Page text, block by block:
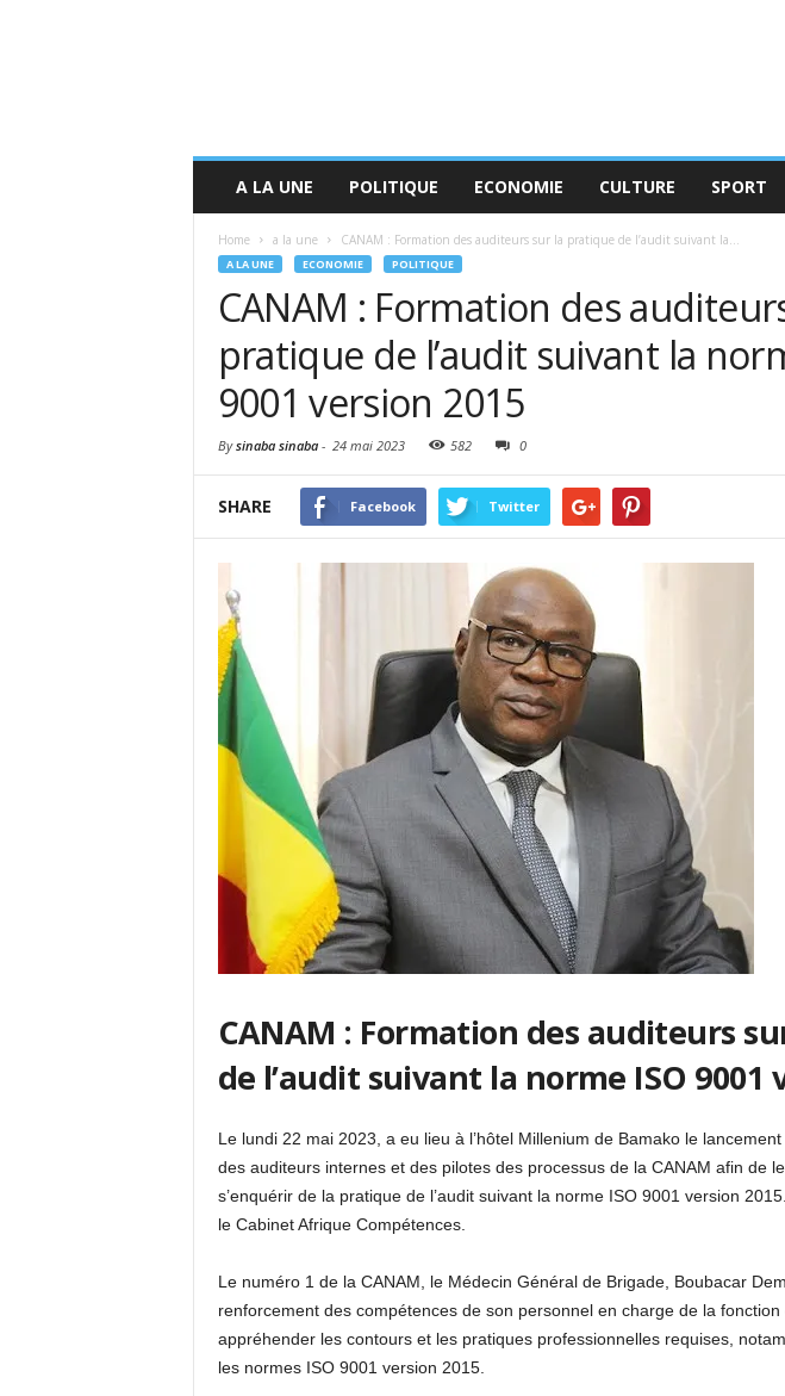
A LA UNE POLITIQUE ECONOMIE CULTURE SPORT
Home a la une CANAM : Formation des auditeurs sur la pratique de l’audit suivant la...
A LA UNE ECONOMIE POLITIQUE
CANAM : Formation des
pratique de l’audit suivant la
9001 version 2015
Bysinaba sinaba- 24 mai 2023 582 0
SHARE Facebook Twitter
CANAM : Formation des auditeurs
de l’audit suivant la norme ISO 9001
Le lundi 22 mai 2023, a eu lieu à l’hôtel Millenium de Bamako le
des auditeurs internes et des pilotes des processus de la CANAM afin de
s’enquérir de la pratique de l’audit suivant la norme ISO 9001 version
le Cabinet Afrique Compétences.
Le numéro 1 de la CANAM, le Médecin Général de Brigade, Boubacar
renforcement des compétences de son personnel en charge de la fonction
appréhender les contours et les pratiques professionnelles requises,
les normes ISO 9001 version 2015.